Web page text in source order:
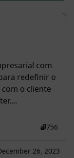
com
redefinir o
o cliente
756
26, 2023